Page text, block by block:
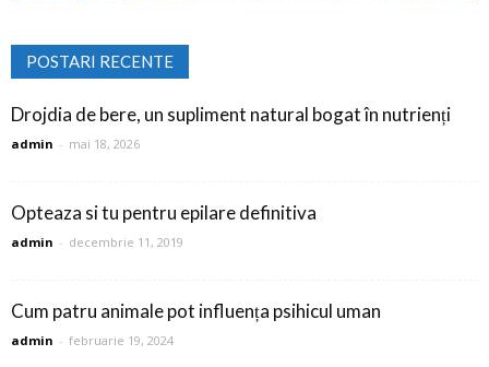
POSTARI RECENTE
Drojdia de bere, un supliment natural bogat în nutrienți
admin - mai 18, 2026
Opteaza si tu pentru epilare definitiva
admin - decembrie 11, 2019
Cum patru animale pot influența psihicul uman
admin - februarie 19, 2024